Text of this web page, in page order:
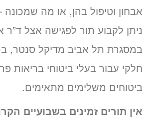
אבחון וטיפול בהן, או מה שמכונה
ניתן לקבוע תור לפגישה אצל ד”ר
במסגרת תל אביב מדיקל סנטר,
חלקי עבור בעלי ביטוחי בריאות
ביטוחים משלימים מתאימים.
אין תורים זמינים בשבועיים